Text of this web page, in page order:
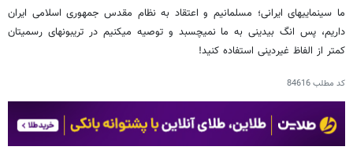
ما سینمایی​های ایرانی؛ مسلمانیم و اعتقاد به نظام مقدس جمهوری اسلامی ایران
داریم، پس انگ بی​دینی به ما نمی​چسبد و توصیه می​کنیم در تریبون​های رسمی​تان
کمتر از الفاظ غیردینی استفاده کنید!
کد مطلب84616